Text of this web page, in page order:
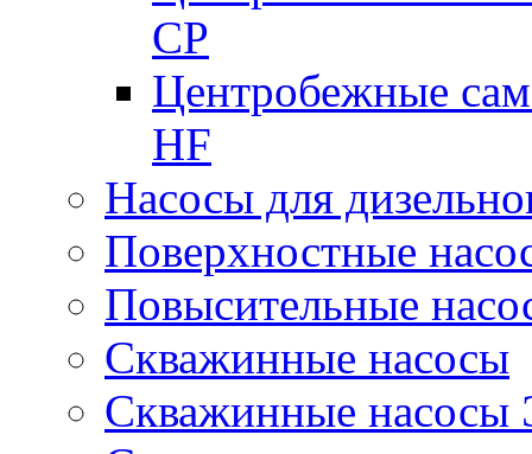
CP
Центробежные
HF
Насосы для
Поверхностные
Повысительные
Скважинные насосы
Скважинные